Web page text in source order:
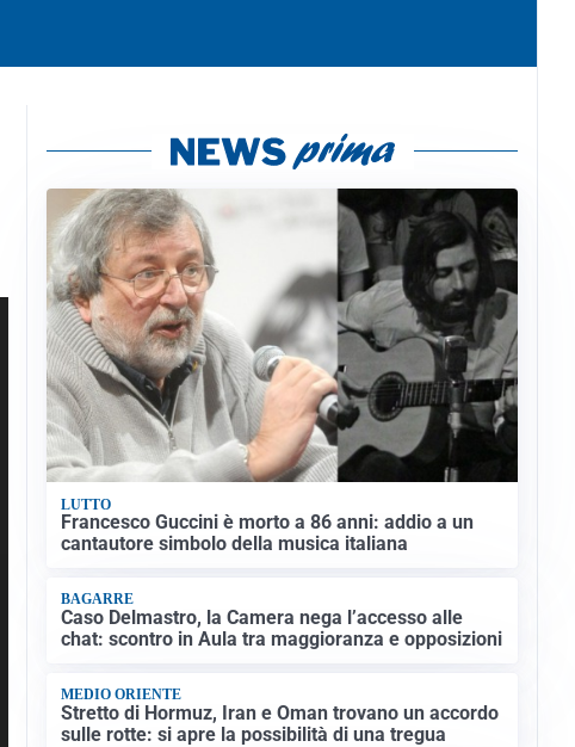
LUTTO
Francesco Guccini è morto a 86 anni: addio a un
cantautore simbolo della musica italiana
BAGARRE
Caso Delmastro, la Camera nega l’accesso alle
chat: scontro in Aula tra maggioranza e opposizioni
MEDIO ORIENTE
Stretto di Hormuz, Iran e Oman trovano un accordo
sulle rotte: si apre la possibilità di una tregua